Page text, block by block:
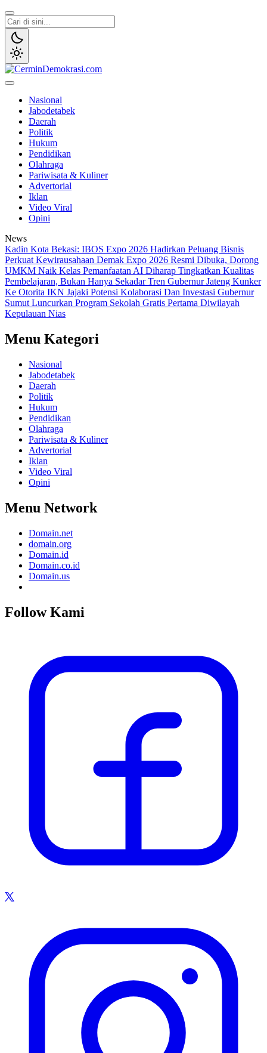
Lewati
ke
konten
Nasional
Jabodetabek
Daerah
Politik
Hukum
Pendidikan
Olahraga
Pariwisata & Kuliner
Advertorial
Iklan
Video Viral
Opini
News
Kadin Kota Bekasi: IBOS Expo 2026 Hadirkan Peluang Bisnis
Perkuat Kewirausahaan Demak Expo 2026 Resmi Dibuka, Dorong
UMKM Naik Kelas Pemanfaatan AI Diharap Tingkatkan Kualitas
Pembelajaran, Bukan Hanya Sekadar Tren Gubernur Jateng Kunker
Ke Otorita IKN Jajaki Potensi Kolaborasi Dan Investasi Gubernur
Sumut Luncurkan Program Sekolah Gratis Pertama Diwilayah
Kepulauan Nias
Menu Kategori
Nasional
Jabodetabek
Daerah
Politik
Hukum
Pendidikan
Olahraga
Pariwisata & Kuliner
Advertorial
Iklan
Video Viral
Opini
Menu Network
Domain.net
domain.org
Domain.id
Domain.co.id
Domain.us
Follow Kami